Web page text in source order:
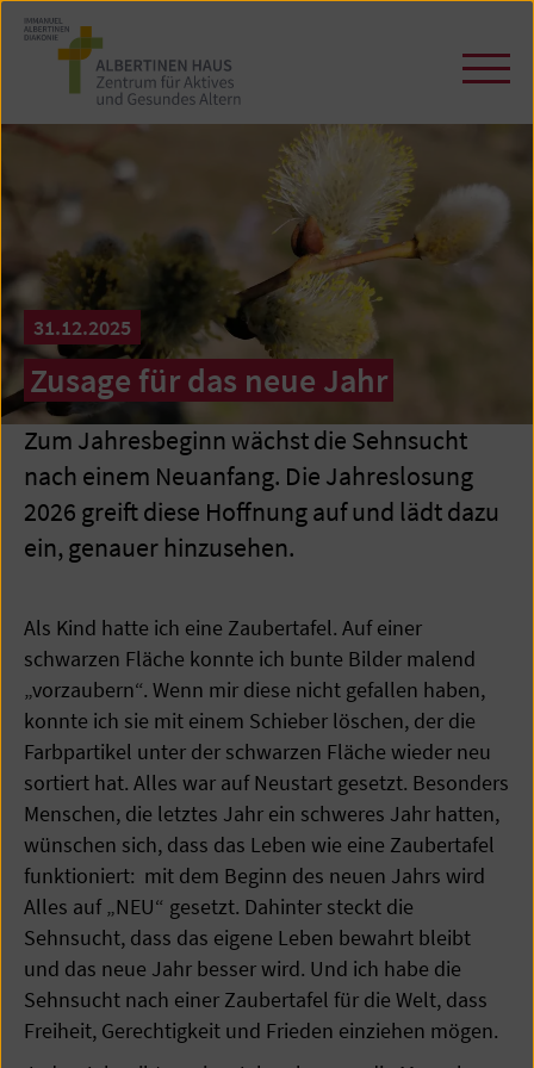
Zum
Seiteninhalt
springen
/
31.12.2025
Zusage für das neue Jahr
Zum Jahresbeginn wächst die Sehnsucht
nach einem Neuanfang. Die Jahreslosung
2026 greift diese Hoffnung auf und lädt dazu
ein, genauer hinzusehen.
Als Kind hatte ich eine Zaubertafel. Auf einer
schwarzen Fläche konnte ich bunte Bilder malend
„vorzaubern“. Wenn mir diese nicht gefallen haben,
konnte ich sie mit einem Schieber löschen, der die
Farbpartikel unter der schwarzen Fläche wieder neu
sortiert hat. Alles war auf Neustart gesetzt. Besonders
Menschen, die letztes Jahr ein schweres Jahr hatten,
wünschen sich, dass das Leben wie eine Zaubertafel
funktioniert: mit dem Beginn des neuen Jahrs wird
Alles auf „NEU“ gesetzt. Dahinter steckt die
Sehnsucht, dass das eigene Leben bewahrt bleibt
und das neue Jahr besser wird. Und ich habe die
Sehnsucht nach einer Zaubertafel für die Welt, dass
Freiheit, Gerechtigkeit und Frieden einziehen mögen.